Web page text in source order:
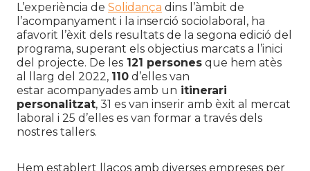
L’experiència de Solidança dins l’àmbit de
l’acompanyament i la inserció sociolaboral, ha
afavorit l’èxit dels resultats de la segona edició del
programa, superant els objectius marcats a l’inici
del projecte. De les 121 persones que hem atès
al llarg del 2022, 110 d’elles van
estar acompanyades amb un itinerari
personalitzat, 31 es van inserir amb èxit al mercat
laboral i 25 d’elles es van formar a través dels
nostres tallers.
Hem establert llaços amb diverses empreses per